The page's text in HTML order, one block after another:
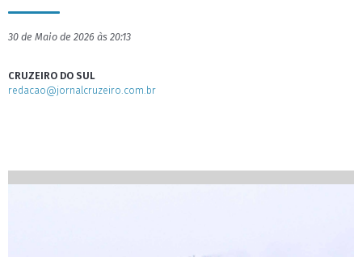
30 de Maio de 2026 às 20:13
CRUZEIRO DO SUL
redacao@jornalcruzeiro.com.br